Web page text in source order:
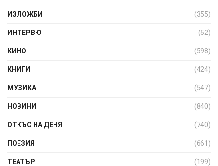
ИЗЛОЖБИ (355)
ИНТЕРВЮ (52)
КИНО (598)
КНИГИ (424)
МУЗИКА (547)
НОВИНИ (840)
ОТКЪС НА ДЕНЯ (740)
ПОЕЗИЯ (661)
ТЕАТЪР (199)